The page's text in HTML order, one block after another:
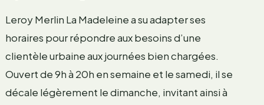
Leroy Merlin La Madeleine a su adapter ses
horaires pour répondre aux besoins d’une
clientèle urbaine aux journées bien chargées.
Ouvert de 9h à 20h en semaine et le samedi, il se
décale légèrement le dimanche, invitant ainsi à